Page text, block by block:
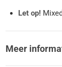
Let op!
Meer